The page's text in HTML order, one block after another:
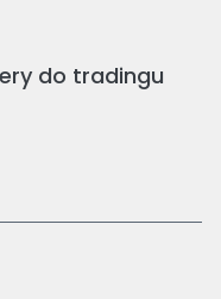
do tradingu